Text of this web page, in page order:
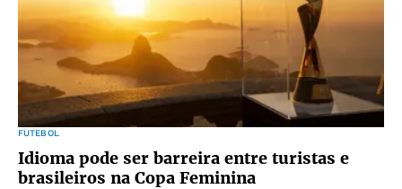
FUTEBOL
Idioma pode ser barreira entre turistas e
brasileiros na Copa Feminina